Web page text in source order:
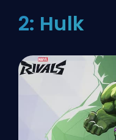
2: Hulk